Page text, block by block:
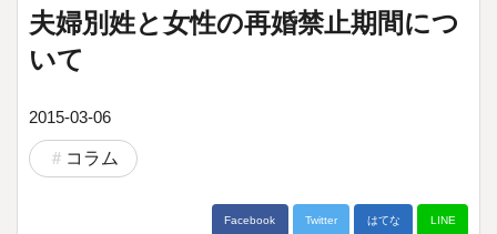
夫婦別姓と女性の再婚禁止期間につ
いて
2015-03-06
コラム
Facebook Twitter はてな LINE